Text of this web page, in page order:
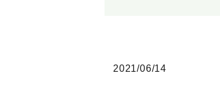
2021/06/14